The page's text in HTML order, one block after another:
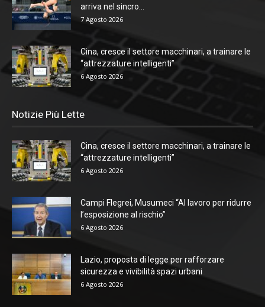
arriva nel sincro...
7 Agosto 2026
Cina, cresce il settore macchinari, a trainare le
“attrezzature intelligenti”
6 Agosto 2026
Notizie Più Lette
Cina, cresce il settore macchinari, a trainare le
“attrezzature intelligenti”
6 Agosto 2026
Campi Flegrei, Musumeci “Al lavoro per ridurre
l’esposizione al rischio”
6 Agosto 2026
Lazio, proposta di legge per rafforzare
sicurezza e vivibilità spazi urbani
6 Agosto 2026